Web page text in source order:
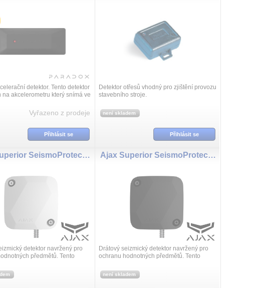
detektor. Tento detektor
na akcelerometru který snímá ve
je určen pr...
Vyřazeno z prodeje
Přihlásit se
Detektor otřesů vhodný pro zjištění provozu
stavebního stroje.
není skladem
Přihlásit se
Ajax Superior SeismoProtect G3 Fibra ASP white
detektor navržený pro
předmětů. Tento
řezání, výbuchy a fyzické...
Ajax Superior SeismoProtect G3 Fibra ASP black
Drátový seizmický detektor navržený pro
ochranu hodnotných předmětů. Tento
o vrtání nebo řezání, výbuchy a fyzické...
není skladem